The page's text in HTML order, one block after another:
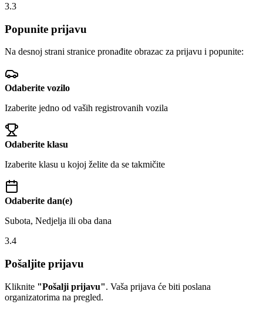
3.3
Popunite prijavu
Na desnoj strani stranice pronađite obrazac za prijavu i popunite:
Odaberite vozilo
Izaberite jedno od vaših registrovanih vozila
Odaberite klasu
Izaberite klasu u kojoj želite da se takmičite
Odaberite dan(e)
Subota, Nedjelja ili oba dana
3.4
Pošaljite prijavu
Kliknite "Pošalji prijavu". Vaša prijava će biti poslana
organizatorima na pregled.